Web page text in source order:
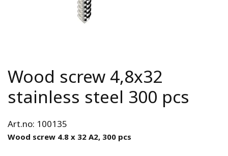
Wood screw 4,8x32
stainless steel 300 pcs
Art.no: 100135
Wood screw 4.8 x 32 A2, 300 pcs